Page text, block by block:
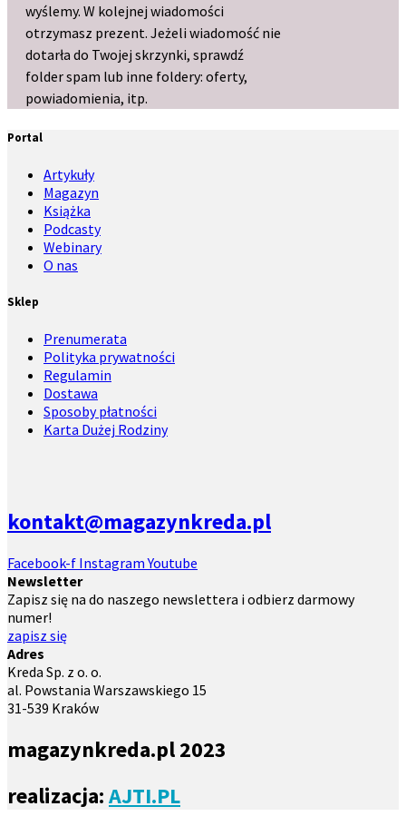
wyślemy. W kolejnej wiadomości
otrzymasz prezent. Jeżeli wiadomość nie
dotarła do Twojej skrzynki, sprawdź
folder spam lub inne foldery: oferty,
powiadomienia, itp.
Portal
Artykuły
Magazyn
Książka
Podcasty
Webinary
O nas
Sklep
Prenumerata
Polityka prywatności
Regulamin
Dostawa
Sposoby płatności
Karta Dużej Rodziny
kontakt@magazynkreda.pl
Facebook-f Instagram Youtube
Newsletter
Zapisz się na do naszego newslettera i odbierz darmowy
numer!
zapisz się
Adres
Kreda Sp. z o. o.
al. Powstania Warszawskiego 15
31-539 Kraków
magazynkreda.pl 2023
realizacja:AJTI.PL